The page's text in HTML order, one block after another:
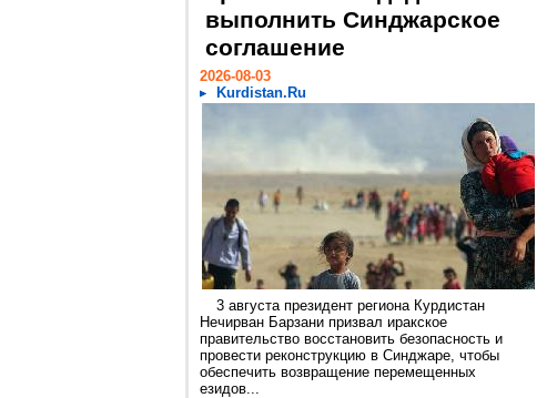
выполнить Синджарское
соглашение
2026-08-03
Kurdistan.Ru
3 августа президент региона Курдистан
Нечирван Барзани призвал иракское
правительство восстановить безопасность и
провести реконструкцию в Синджаре, чтобы
обеспечить возвращение перемещенных
езидов...